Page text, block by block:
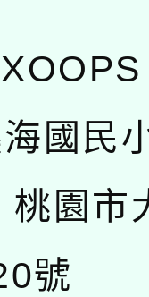
XOOPS
國民
園市
號